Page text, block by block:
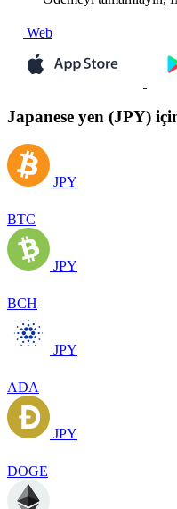
Web
Japanese yen (JPY)
JPY
BTC
JPY
BCH
JPY
ADA
JPY
DOGE